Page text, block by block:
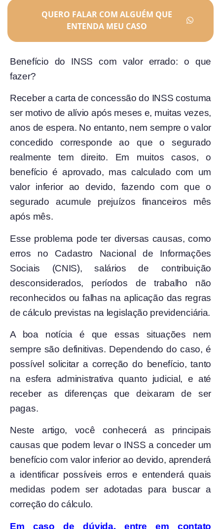
QUERO FALAR COM ALGUÉM QUE
ENTENDA MEU CASO
Benefício do INSS com valor errado: o que
fazer?
Receber a carta de concessão do INSS costuma
ser motivo de alívio após meses e, muitas vezes,
anos de espera. No entanto, nem sempre o valor
concedido corresponde ao que o segurado
realmente tem direito. Em muitos casos, o
benefício é aprovado, mas calculado com um
valor inferior ao devido, fazendo com que o
segurado acumule prejuízos financeiros mês
após mês.
Esse problema pode ter diversas causas, como
erros no Cadastro Nacional de Informações
Sociais (CNIS), salários de contribuição
desconsiderados, períodos de trabalho não
reconhecidos ou falhas na aplicação das regras
de cálculo previstas na legislação previdenciária.
A boa notícia é que essas situações nem
sempre são definitivas. Dependendo do caso, é
possível solicitar a correção do benefício, tanto
na esfera administrativa quanto judicial, e até
receber as diferenças que deixaram de ser
pagas.
Neste artigo, você conhecerá as principais
causas que podem levar o INSS a conceder um
benefício com valor inferior ao devido, aprenderá
a identificar possíveis erros e entenderá quais
medidas podem ser adotadas para buscar a
correção do cálculo.
Em caso de dúvida, entre em contato